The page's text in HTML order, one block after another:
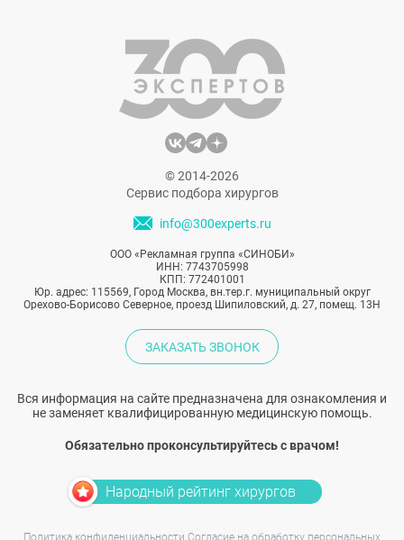
© 2014-2026
Сервис подбора хирургов
info@300experts.ru
ООО «Рекламная группа «СИНОБИ»
ИНН: 7743705998
КПП: 772401001
Юр. адрес: 115569, Город Москва, вн.тер.г. муниципальный округ
Орехово-Борисово Северное, проезд Шипиловский, д. 27, помещ. 13Н
ЗАКАЗАТЬ ЗВОНОК
Вся информация на сайте предназначена для ознакомления и
не заменяет квалифицированную медицинскую помощь.
Обязательно проконсультируйтесь с врачом!
Народный рейтинг хирургов